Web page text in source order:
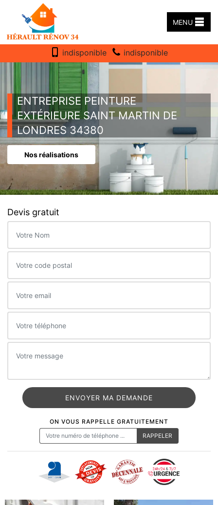
MENU
indisponible indisponible
ENTREPRISE PEINTURE
EXTÉRIEURE SAINT MARTIN DE
LONDRES 34380
Nos réalisations
Devis gratuit
ON VOUS RAPPELLE GRATUITEMENT